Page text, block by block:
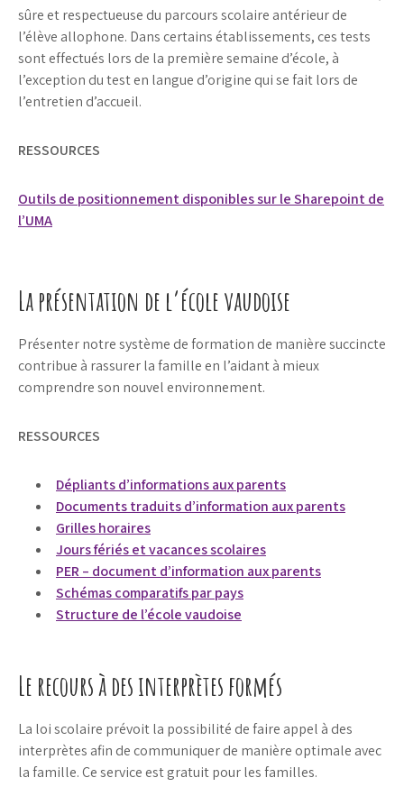
sûre et respectueuse du parcours scolaire antérieur de
l’élève allophone. Dans certains établissements, ces tests
sont effectués lors de la première semaine d’école, à
l’exception du test en langue d’origine qui se fait lors de
l’entretien d’accueil.
RESSOURCES
Outils de positionnement disponibles sur le Sharepoint de
l’UMA
La présentation de l’école vaudoise
Présenter notre système de formation de manière succincte
contribue à rassurer la famille en l’aidant à mieux
comprendre son nouvel environnement.
RESSOURCES
Dépliants d’informations aux parents
Documents traduits d’information aux parents
Grilles horaires
Jours fériés et vacances scolaires
PER – document d’information aux parents
Schémas comparatifs par pays
Structure de l’école vaudoise
Le recours à des interprètes formés
La loi scolaire prévoit la possibilité de faire appel à des
interprètes afin de communiquer de manière optimale avec
la famille. Ce service est gratuit pour les familles.